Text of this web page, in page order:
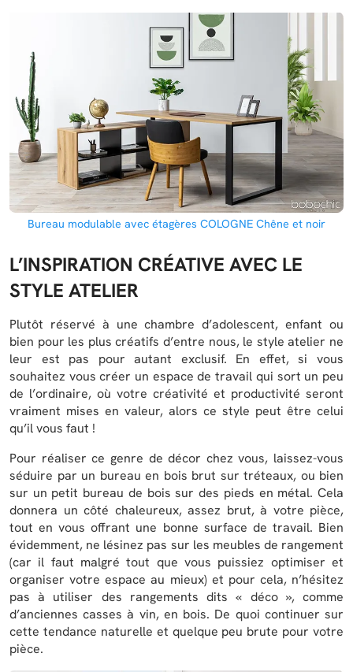
Bureau modulable avec étagères COLOGNE Chêne et noir
L’INSPIRATION CRÉATIVE AVEC LE
STYLE ATELIER
Plutôt réservé à une chambre d’adolescent, enfant ou
bien pour les plus créatifs d’entre nous, le style atelier ne
leur est pas pour autant exclusif. En effet, si vous
souhaitez vous créer un espace de travail qui sort un peu
de l’ordinaire, où votre créativité et productivité seront
vraiment mises en valeur, alors ce style peut être celui
qu’il vous faut !
Pour réaliser ce genre de décor chez vous, laissez-vous
séduire par un bureau en bois brut sur tréteaux, ou bien
sur un petit bureau de bois sur des pieds en métal. Cela
donnera un côté chaleureux, assez brut, à votre pièce,
tout en vous offrant une bonne surface de travail. Bien
évidemment, ne lésinez pas sur les meubles de rangement
(car il faut malgré tout que vous puissiez optimiser et
organiser votre espace au mieux) et pour cela, n’hésitez
pas à utiliser des rangements dits « déco », comme
d’anciennes casses à vin, en bois. De quoi continuer sur
cette tendance naturelle et quelque peu brute pour votre
pièce.